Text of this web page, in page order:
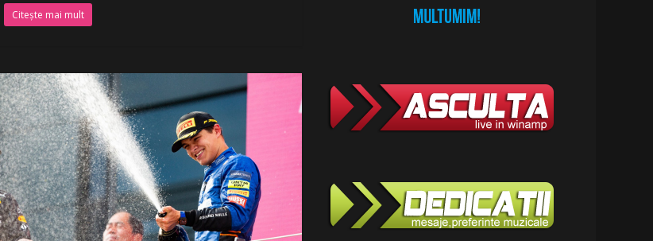
Citește mai mult